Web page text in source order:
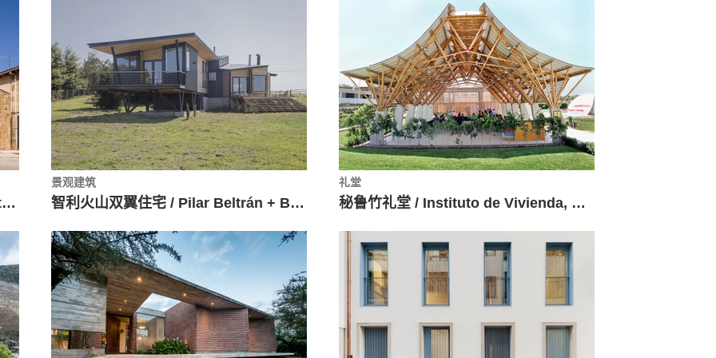
松橡住宅，新旧共生 / Valentín Arrieta Berdasco
景观建筑
智利火山双翼住宅 / Pilar Beltrán + Br-arquitectos
礼堂
秘鲁竹礼堂 / Instituto de Vivienda, Urbanismo y Construcción de la USMP